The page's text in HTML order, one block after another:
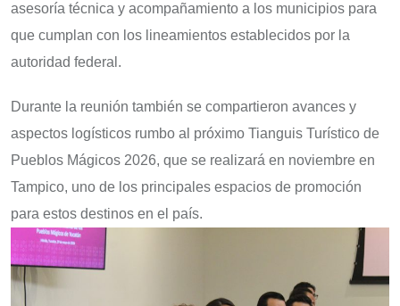
asesoría técnica y acompañamiento a los municipios para
que cumplan con los lineamientos establecidos por la
autoridad federal.
Durante la reunión también se compartieron avances y
aspectos logísticos rumbo al próximo Tianguis Turístico de
Pueblos Mágicos 2026, que se realizará en noviembre en
Tampico, uno de los principales espacios de promoción
para estos destinos en el país.